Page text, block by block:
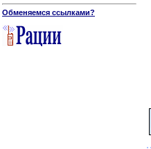
Обменяемся ссылками?